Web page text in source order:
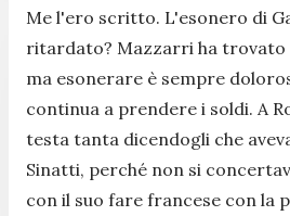
Me l'ero scritto. L'esonero di
ritardato? Mazzarri ha
ma esonerare è sempre
continua a prendere i soldi. A
testa tanta dicendogli che
Sinatti, perché non si
con il suo fare francese con la